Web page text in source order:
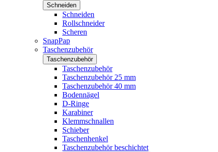
Schneiden
Schneiden
Rollschneider
Scheren
SnapPap
Taschenzubehör
Taschenzubehör
Taschenzubehör
Taschenzubehör 25 mm
Taschenzubehör 40 mm
Bodennägel
D-Ringe
Karabiner
Klemmschnallen
Schieber
Taschenhenkel
Taschenzubehör beschichtet